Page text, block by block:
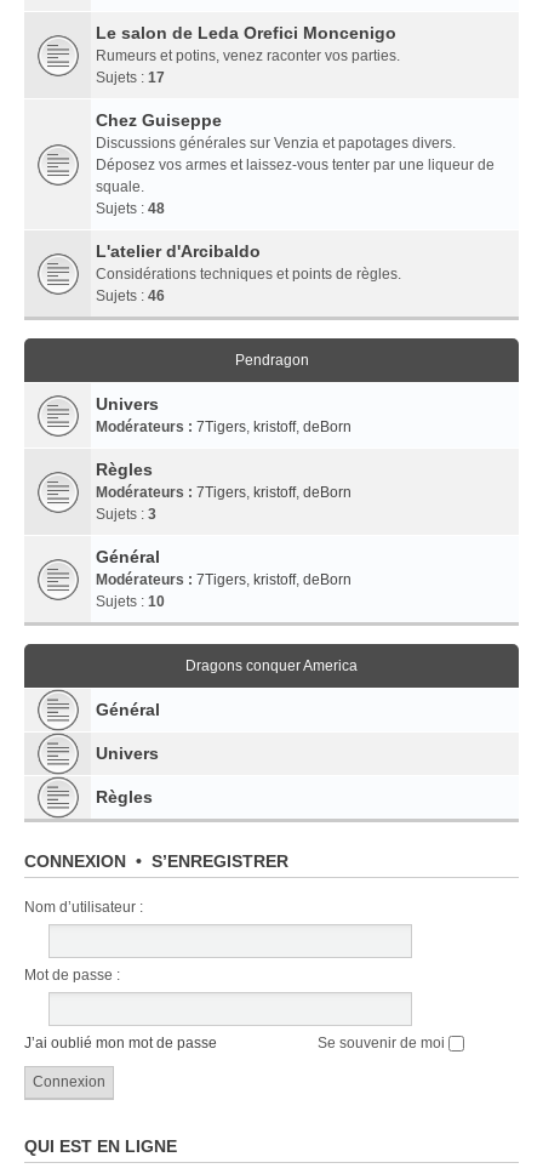
Le salon de Leda Orefici Moncenigo
Rumeurs et potins, venez raconter vos parties.
Sujets : 17
Chez Guiseppe
Discussions générales sur Venzia et papotages divers.
Déposez vos armes et laissez-vous tenter par une liqueur de
squale.
Sujets : 48
L'atelier d'Arcibaldo
Considérations techniques et points de règles.
Sujets : 46
Pendragon
Univers
Modérateurs : 7Tigers, kristoff, deBorn
Règles
Modérateurs : 7Tigers, kristoff, deBorn
Sujets : 3
Général
Modérateurs : 7Tigers, kristoff, deBorn
Sujets : 10
Dragons conquer America
Général
Univers
Règles
CONNEXION • S’ENREGISTRER
Nom d’utilisateur :
Mot de passe :
J’ai oublié mon mot de passe Se souvenir de moi
QUI EST EN LIGNE